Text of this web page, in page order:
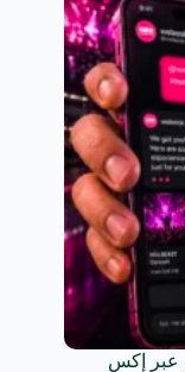
عبر إكس